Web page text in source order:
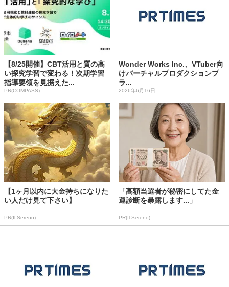
【8/25開催】CBT活用と質の高
い探究学習で変わる！次期学習
指導要領を見据えた...
PR(COMPASS)
Wonder Works Inc.、VTuber向
けバーチャルプロダクションプ
ラ...
2026年6月16日
【1ヶ月以内に大金持ちになりた
い人だけ見て下さい】
PR(Il Sereno)
「高額当選者が秘密にしてた金
運診断を暴露します...」
PR(Il Sereno)